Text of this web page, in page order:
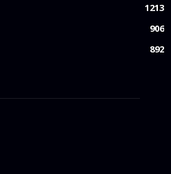
1213
906
892